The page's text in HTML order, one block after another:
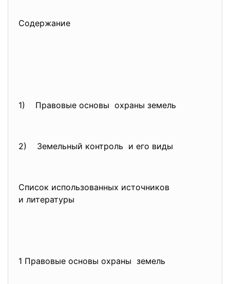
Содержание
1) Правовые основы охраны земель
2) Земельный контроль и его виды
Список использованных источников
и литературы
1 Правовые основы охраны земель